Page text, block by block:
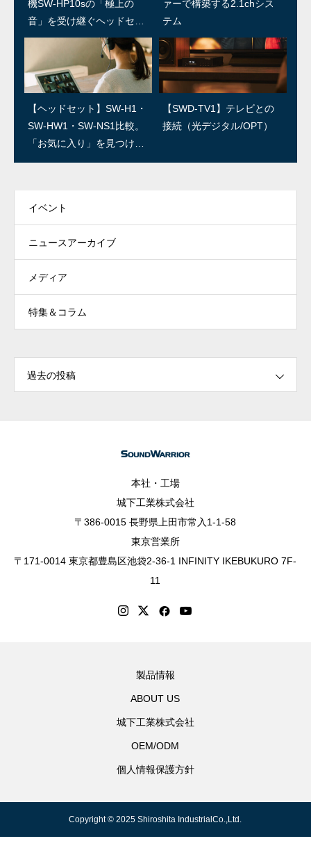
機SW-HP10sの「極上の
音」を受け継ぐヘッドセッ
ト
ァーで構築する2.1chシス
テム
【ヘッドセット】SW-H1・
SW-HW1・SW-NS1比較。
「お気に入り」を見つけよ
う！
【SWD-TV1】テレビとの
接続（光デジタル/OPT）
田温泉祥園 寿久庵 久保さ
ん
村楽器 島さん
SWユーザー訪問：第3回/R
ED IGUANA STUDIO 林さ
ん
SWユーザー訪問：第2回/石
森良三商店 石森さん
イベント
ニュースアーカイブ
メディア
特集＆コラム
過去の投稿
本社・工場
城下工業株式会社
〒386-0015 長野県上田市常入1-1-58
東京営業所
〒171-0014 東京都豊島区池袋2-36-1 INFINITY IKEBUKURO 7F-
11
製品情報
ABOUT US
城下工業株式会社
OEM/ODM
個人情報保護方針
Copyright © 2025 Shiroshita IndustrialCo.,Ltd.